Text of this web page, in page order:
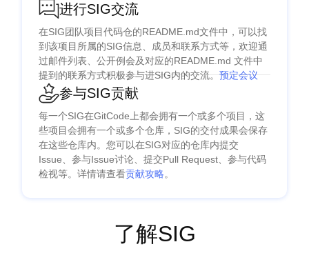
进行SIG交流
在SIG团队项目代码仓的README.md文件中，可以找
到该项目所属的SIG信息、成员和联系方式等，欢迎通
过邮件列表、公开例会及对应的README.md 文件中
提到的联系方式积极参与进SIG内的交流。预定会议
参与SIG贡献
每一个SIG在GitCode上都会拥有一个或多个项目，这
些项目会拥有一个或多个仓库，SIG的交付成果会保存
在这些仓库内。您可以在SIG对应的仓库内提交
Issue、参与Issue讨论、提交Pull Request、参与代码
检视等。详情请查看贡献攻略。
了解SIG